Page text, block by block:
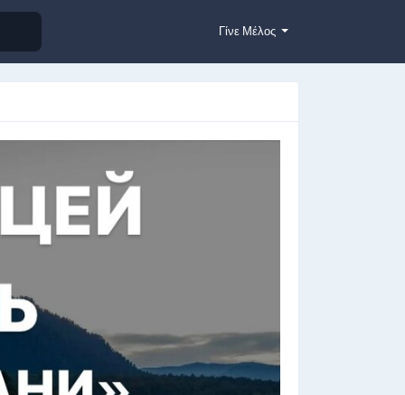
Γίνε Μέλος